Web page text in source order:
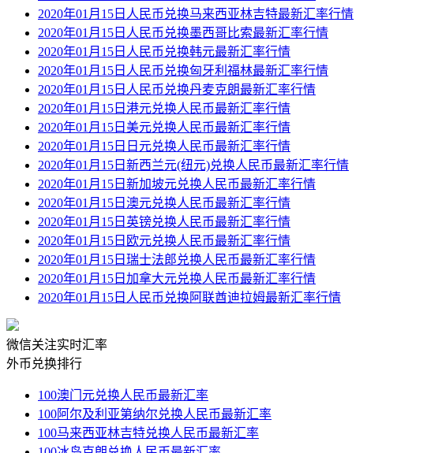
2020年01月15日人民币兑换马来西亚林吉特最新汇率行情
2020年01月15日人民币兑换墨西哥比索最新汇率行情
2020年01月15日人民币兑换韩元最新汇率行情
2020年01月15日人民币兑换匈牙利福林最新汇率行情
2020年01月15日人民币兑换丹麦克朗最新汇率行情
2020年01月15日港元兑换人民币最新汇率行情
2020年01月15日美元兑换人民币最新汇率行情
2020年01月15日日元兑换人民币最新汇率行情
2020年01月15日新西兰元(纽元)兑换人民币最新汇率行情
2020年01月15日新加坡元兑换人民币最新汇率行情
2020年01月15日澳元兑换人民币最新汇率行情
2020年01月15日英镑兑换人民币最新汇率行情
2020年01月15日欧元兑换人民币最新汇率行情
2020年01月15日瑞士法郎兑换人民币最新汇率行情
2020年01月15日加拿大元兑换人民币最新汇率行情
2020年01月15日人民币兑换阿联酋迪拉姆最新汇率行情
微信关注实时汇率
外币兑换排行
100澳门元兑换人民币最新汇率
100阿尔及利亚第纳尔兑换人民币最新汇率
100马来西亚林吉特兑换人民币最新汇率